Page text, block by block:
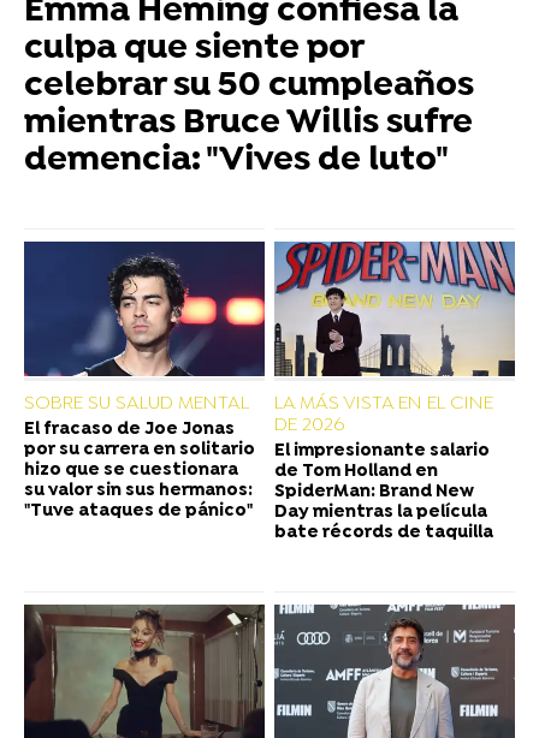
Emma Heming confiesa la
culpa que siente por
celebrar su 50 cumpleaños
mientras Bruce Willis sufre
demencia: "Vives de luto"
SOBRE SU SALUD MENTAL
El fracaso de Joe Jonas
por su carrera en solitario
hizo que se cuestionara
su valor sin sus hermanos:
"Tuve ataques de pánico"
LA MÁS VISTA EN EL CINE
DE 2026
El impresionante salario
de Tom Holland en
SpiderMan: Brand New
Day mientras la película
bate récords de taquilla